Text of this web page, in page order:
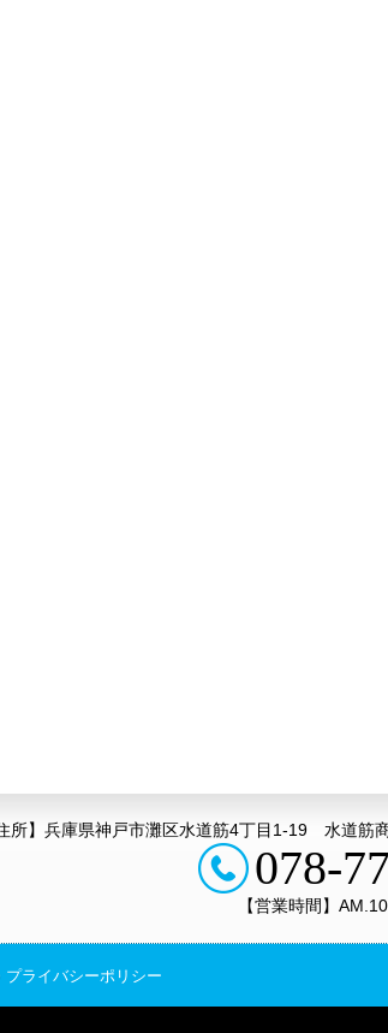
住所】兵庫県神戸市灘区水道筋4丁目1‐19 水道筋
078-
【営業時間】
プライバシーポリシー